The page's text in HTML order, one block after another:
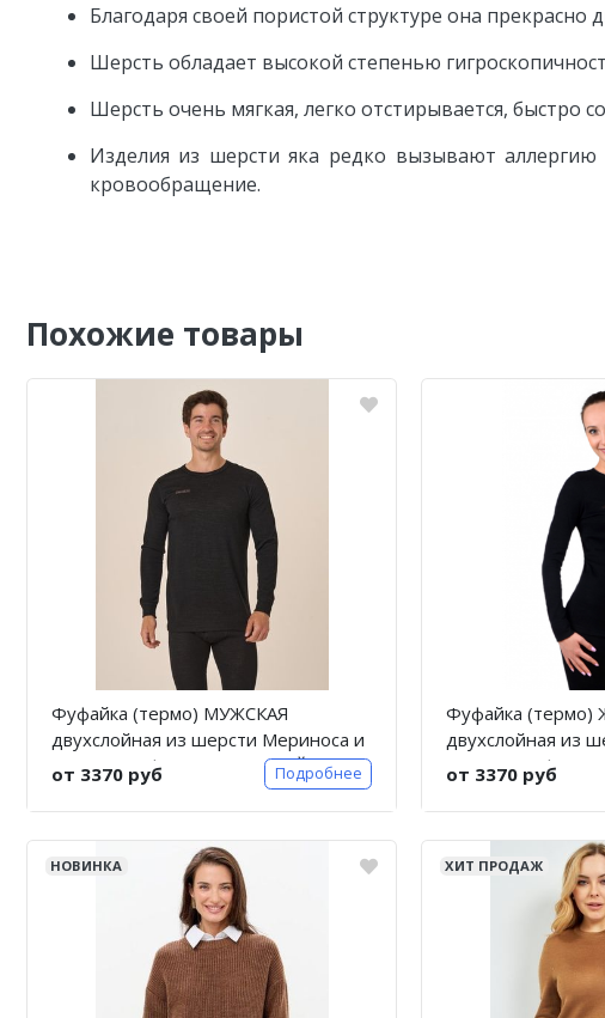
Благодаря своей пористой структуре она
Шерсть обладает высокой степенью
Шерсть очень мягкая, легко отстирывается, быстро
Изделия из шерсти яка редко вызывают
кровообращение.
Похожие товары
Фуфайка (термо) МУЖСКАЯ
двухслойная из шерсти Мериноса и
волокон Кофе. Цвет ЧЕРНЫЙ. ТМ
"Chu-Ga-Da"
от 3370 руб Подробнее
Фуфайка (термо)
двухслойная из
волокон Кофе.
"Chu-Ga-Da", Doctor
от 3370 руб
НОВИНКА ХИТ ПРОДАЖ